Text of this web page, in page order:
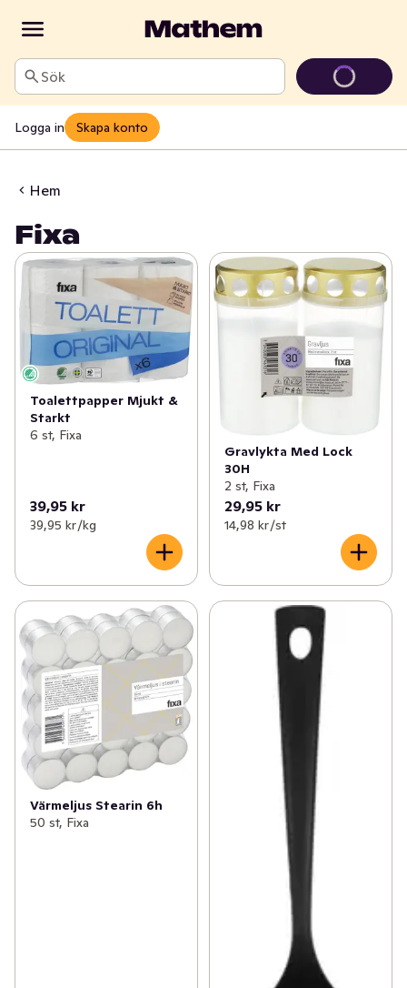
Sök
Logga in Skapa konto
Hem
Fixa
Toalettpapper Mjukt &
Starkt
6 st, Fixa
39,95 kr
39,95 kr /kg
Gravlykta Med Lock
30H
2 st, Fixa
29,95 kr
14,98 kr /st
Värmeljus Stearin 6h
50 st, Fixa